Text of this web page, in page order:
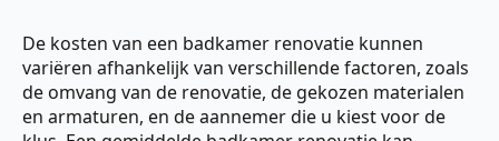
De kosten van een badkamer renovatie kunnen
variëren afhankelijk van verschillende factoren, zoals
de omvang van de renovatie, de gekozen materialen
en armaturen, en de aannemer die u kiest voor de